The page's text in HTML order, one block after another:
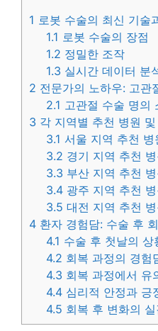
1 로봇 수술의 최신 기술
1.1 로봇 수술의 장점
1.2 정밀한 조작
1.3 실시간 데이터 분
2 전문가의 노하우: 고관
2.1 고관절 수술 명의
3 각 지역별 추천 병원
3.1 서울 지역 추천 병
3.2 경기 지역 추천 병
3.3 부산 지역 추천 병
3.4 광주 지역 추천 병
3.5 대전 지역 추천 병
4 환자 경험담: 수술 후
4.1 수술 후 첫날의 상
4.2 회복 과정의 경험
4.3 회복 과정에서 유
4.4 심리적 안정과 긍
4.5 회복 후 변화의